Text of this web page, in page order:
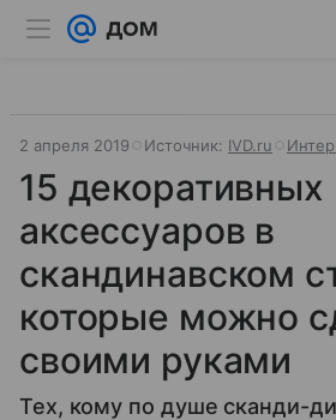
2 апреля 2019 Источник: IVD.ru
15 декоративных
аксессуаров в
скандинавском
которые можно
своими руками
Тех, кому по душе сканди-